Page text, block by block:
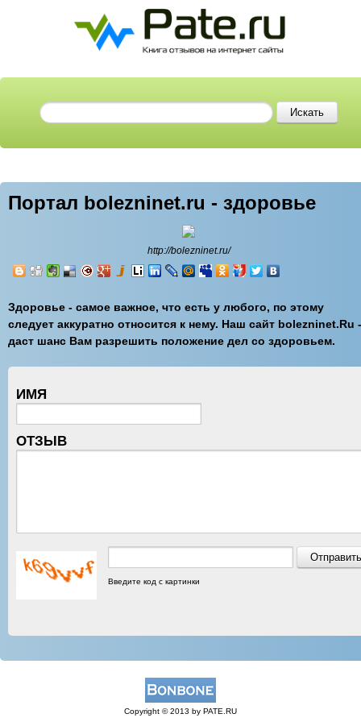
Портал bolezninet.ru - здоровье
http://bolezninet.ru/
Здоровье - самое важное, что есть у любого, по этому
следует аккуратно относится к нему. Наш сайт bolezninet.Ru -
даст шанс Вам разрешить положение дел со здоровьем.
ИМЯ
ОТЗЫВ
Введите код с картинки
Copyright © 2013 by PATE.RU